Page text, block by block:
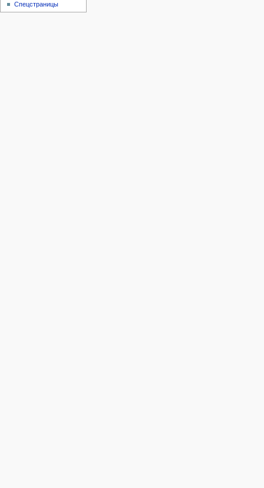
Спецстраницы